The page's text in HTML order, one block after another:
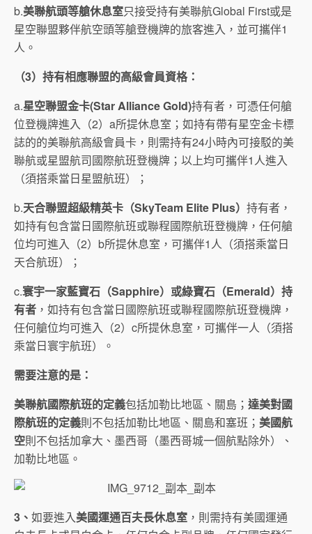
b.美聯航頭等艙休息室只接受持有美聯航Global First或是
星空聯盟夥伴航空頭等艙登機牌的旅客進入，並可攜伴1
人。
（3）持有相應聯盟的高級會員資格：
a.星空聯盟金卡(Star Alliance Gold)持有者，可憑任何艙
位登機牌進入（2）a所提休息室；如持有帶有星空金卡標
誌的的美聯航高級會員卡，則需持有24小時內可接駁的美
聯航或星盟航司國際航班登機牌；以上均可攜伴1人進入
（須搭乘當日星盟航班）；
b.天合聯盟超級精英卡（SkyTeam Elite Plus） 持有者，
如持有包含當日國際航班或聯程國際航班登機牌，任何艙
位均可進入（2）b所提休息室，可攜伴1人（須搭乘當日
天合航班）；
c.寰宇一家藍寶石（Sapphire）或綠寶石（Emerald）持
有者 ，如持有包含當日國際航班或聯程國際航班登機牌，
任何艙位均可進入（2）c所提休息室，可攜伴一人（須搭
乘當日寰宇航班）。
需要注意的是：
美聯航國際航班的定義包括加勒比地區、關島； 達美對國
際航班的定義則不包括加勒比地區、關島和塞班； 美國航
空則不包括加拿大、墨西哥（墨西哥城一個航點除外）、
加勒比地區。
3 、 如要進入美國運通百夫長休息室 ，則需持有美國運通